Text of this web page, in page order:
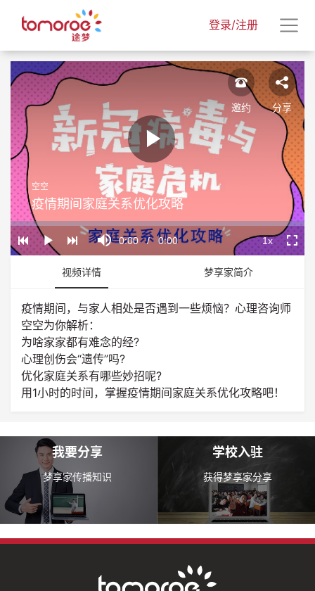
登录/注册
Play
Video
Play
Mute
Current
0:00 / Duration
0:00
Loaded:
0%
Progress:
0%
Playback
Rate
1x
空空
疫情期间家庭关系优化攻略
邀约 分享
视频详情 梦享家简介
疫情期间，与家人相处是否遇到一些烦恼？心理咨询师
空空为你解析：
为啥家家都有难念的经?
心理创伤会“遗传”吗?
优化家庭关系有哪些妙招呢?
用1小时的时间，掌握疫情期间家庭关系优化攻略吧！
我要分享
梦享家传播知识
学校入驻
获得梦享家分享